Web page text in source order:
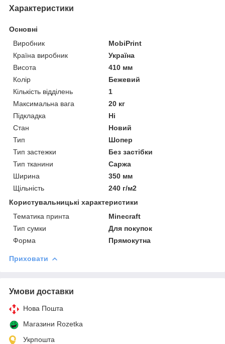
Характеристики
Основні
Виробник
MobiPrint
Країна виробник
Україна
Висота
410 мм
Колір
Бежевий
Кількість відділень
1
Максимальна вага
20 кг
Підкладка
Ні
Стан
Новий
Тип
Шопер
Тип застежки
Без застібки
Тип тканини
Саржа
Ширина
350 мм
Щільність
240 г/м2
Користувальницькі характеристики
Тематика принта
Minecraft
Тип сумки
Для покупок
Форма
Прямокутна
Приховати
Умови доставки
Нова Пошта
Магазини Rozetka
Укрпошта